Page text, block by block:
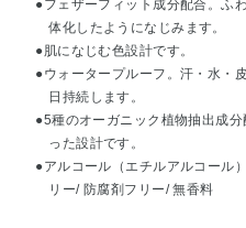
●フェザーフィット成分配合。ふ
体化したようになじみます。
●肌になじむ色設計です。
●ウォータープルーフ。汗・水・
日持続します。
●5種のオーガニック植物抽出成
った設計です。
●アルコール（エチルアルコール
リー/ 防腐剤フリー/ 無香料